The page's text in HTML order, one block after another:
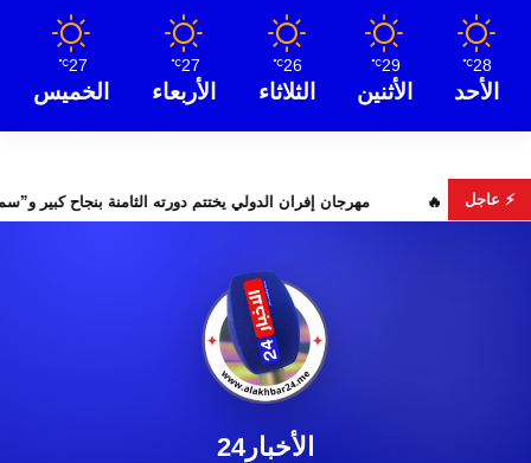
28
℃
الأحد
29
℃
الأثنين
26
℃
الثلاثاء
27
℃
الأربعاء
27
℃
الخميس
⚡ عاجل
مع كولومبيا قبل معركة مجلس الأمن مهرجان إفران الدولي يختتم
الأخبار24